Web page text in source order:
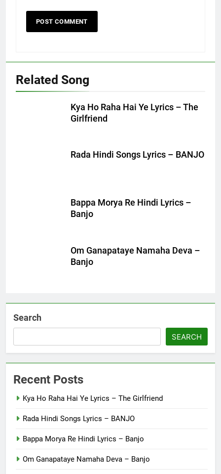
Related Song
Kya Ho Raha Hai Ye Lyrics – The
Girlfriend
Rada Hindi Songs Lyrics – BANJO
Bappa Morya Re Hindi Lyrics –
Banjo
Om Ganapataye Namaha Deva –
Banjo
Search
SEARCH
Recent Posts
Kya Ho Raha Hai Ye Lyrics – The Girlfriend
Rada Hindi Songs Lyrics – BANJO
Bappa Morya Re Hindi Lyrics – Banjo
Om Ganapataye Namaha Deva – Banjo